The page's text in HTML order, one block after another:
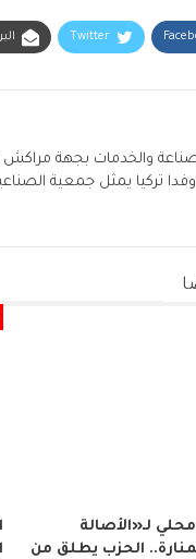
Twitter
والخدمات بجهة
تركيا يمثل جمعية
لـ«الأصالة
الحزب يطلق من